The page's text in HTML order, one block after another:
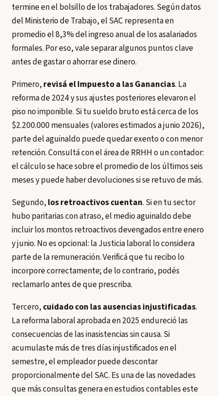
termine en el bolsillo de los trabajadores. Según datos
del Ministerio de Trabajo, el SAC representa en
promedio el 8,3% del ingreso anual de los asalariados
formales. Por eso, vale separar algunos puntos clave
antes de gastar o ahorrar ese dinero.
Primero,revisá el Impuesto a las Ganancias. La
reforma de 2024 y sus ajustes posteriores elevaron el
piso no imponible. Si tu sueldo bruto está cerca de los
$2.200.000 mensuales (valores estimados a junio 2026),
parte del aguinaldo puede quedar exento o con menor
retención. Consultá con el área de RRHH o un contador:
el cálculo se hace sobre el promedio de los últimos seis
meses y puede haber devoluciones si se retuvo de más.
Segundo,los retroactivos cuentan. Si en tu sector
hubo paritarias con atraso, el medio aguinaldo debe
incluir los montos retroactivos devengados entre enero
y junio. No es opcional: la Justicia laboral lo considera
parte de la remuneración. Verificá que tu recibo lo
incorpore correctamente; de lo contrario, podés
reclamarlo antes de que prescriba.
Tercero,cuidado con las ausencias injustificadas.
La reforma laboral aprobada en 2025 endureció las
consecuencias de las inasistencias sin causa. Si
acumulaste más de tres días injustificados en el
semestre, el empleador puede descontar
proporcionalmente del SAC. Es una de las novedades
que más consultas genera en estudios contables este